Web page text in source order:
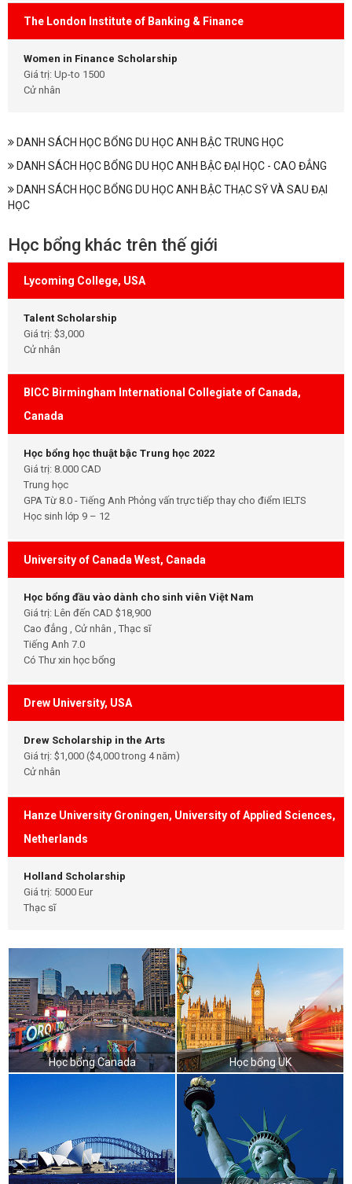
The London Institute of Banking & Finance
Women in Finance Scholarship
Giá trị: Up-to 1500
Cử nhân
DANH SÁCH HỌC BỔNG DU HỌC ANH BẬC TRUNG HỌC
DANH SÁCH HỌC BỔNG DU HỌC ANH BẬC ĐẠI HỌC - CAO ĐẲNG
DANH SÁCH HỌC BỔNG DU HỌC ANH BẬC THẠC SỸ VÀ SAU ĐẠI
HỌC
Học bổng khác trên thế giới
Lycoming College, USA
Talent Scholarship
Giá trị: $3,000
Cử nhân
BICC Birmingham International Collegiate of Canada,
Canada
Học bổng học thuật bậc Trung học 2022
Giá trị: 8.000 CAD
Trung học
GPA Từ 8.0 - Tiếng Anh Phỏng vấn trực tiếp thay cho điểm IELTS
Học sinh lớp 9 – 12
University of Canada West, Canada
Học bổng đầu vào dành cho sinh viên Việt Nam
Giá trị: Lên đến CAD $18,900
Cao đẳng , Cử nhân , Thạc sĩ
Tiếng Anh 7.0
Có Thư xin học bổng
Drew University, USA
Drew Scholarship in the Arts
Giá trị: $1,000 ($4,000 trong 4 năm)
Cử nhân
Hanze University Groningen, University of Applied Sciences,
Netherlands
Holland Scholarship
Giá trị: 5000 Eur
Thạc sĩ
Học bổng Canada Học bổng UK